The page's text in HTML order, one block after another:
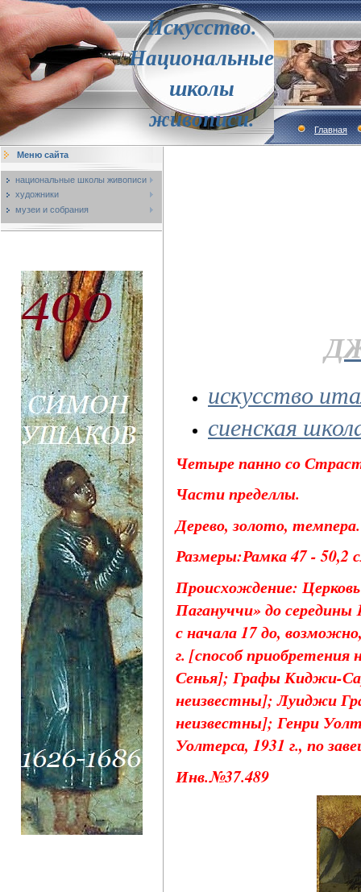
Искусство.
Национальные
школы
живописи.
Главная
Меню сайта
национальные школы живописи
художники
музеи и собрания
искусство
сиенская
Четыре панно со
Части пределлы.
Дерево, золото, темпера.
Размеры:Рамка 47 - 50,2
Происхождение:
Пагануччи» до середины
с начала 17 до,
г. [способ приобретения
Сенья]; Графы Киджи-
неизвестны]; Луиджи
неизвестны]; Генри
Уолтерса, 1931 г., по
Инв.№37.489